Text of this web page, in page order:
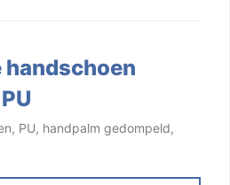
PU, handpalm gedompeld,